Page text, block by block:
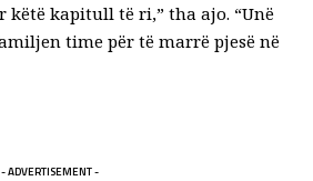
këtë kapitull të ri,” tha ajo. “Unë
time për të marrë pjesë në
- ADVERTISEMENT -